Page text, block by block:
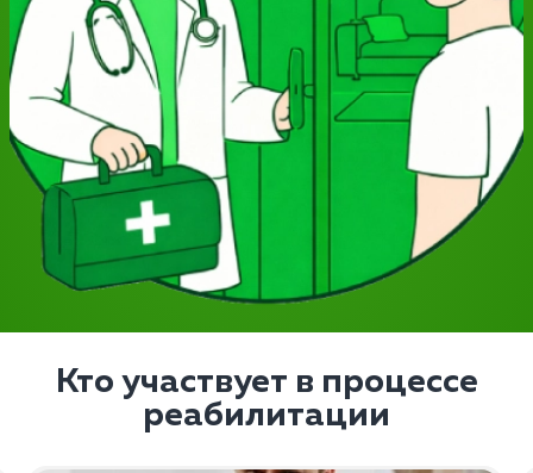
Кто участвует в процессе
реабилитации